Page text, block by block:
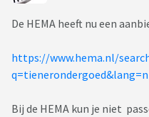
De HEMA heeft nu een
https://www.hema.nl/
Bij de HEMA kun je niet